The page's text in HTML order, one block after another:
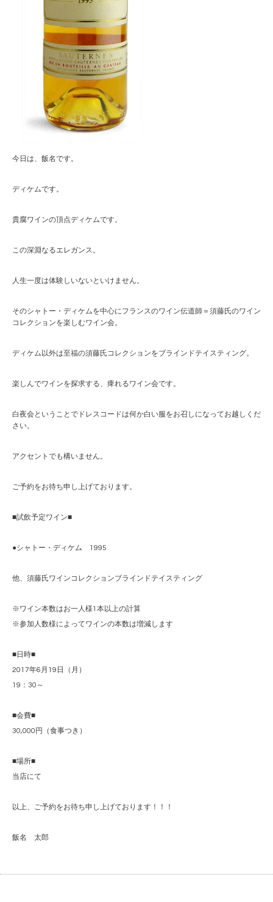
今日は、飯名です。
ディケムです。
貴腐ワインの頂点ディケムです。
この深淵なるエレガンス。
人生一度は体験しいないといけません。
そのシャトー・ディケムを中心にフランスのワイン伝道師＝須藤氏のワイン
コレクションを楽しむワイン会。
ディケム以外は至福の須藤氏コレクションをブラインドテイスティング。
楽しんでワインを探求する、痺れるワイン会です。
白夜会ということでドレスコードは何か白い服をお召しになってお越しくだ
さい。
アクセントでも構いません。
ご予約をお待ち申し上げております。
■試飲予定ワイン■
●シャトー・ディケム 1995
他、須藤氏ワインコレクションブラインドテイスティング
※ワイン本数はお一人様1本以上の計算
※参加人数様によってワインの本数は増減します
■日時■
2017年6月19日（月）
19：30～
■会費■
30,000円（食事つき）
■場所■
当店にて
以上、ご予約をお待ち申し上げております！！！
飯名 太郎